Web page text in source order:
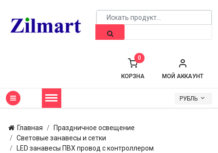
МОЙ АККАУНТ
КОРЗНА
0
РУБЛЬ
Главная
Праздничное освещение
Световые занавесы и сетки
LED занавесы ПВХ провод с контроллером